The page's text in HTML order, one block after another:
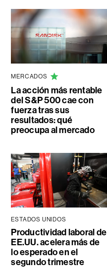
MERCADOS
La acción más rentable
del S&P 500 cae con
fuerza tras sus
resultados: qué
preocupa al mercado
ESTADOS UNIDOS
Productividad laboral de
EE.UU. acelera más de
lo esperado en el
segundo trimestre